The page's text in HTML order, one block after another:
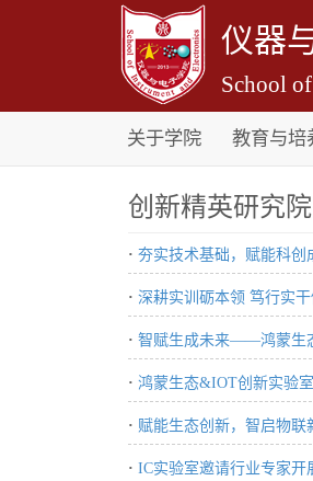
仪器
School
关于学院 教育与培
创新精英研究院
· 夯实技术基础，赋能科
· 深耕实训砺本领 笃行实
· 智赋生成未来——鸿蒙生
· 鸿蒙生态&IOT创新实验
· 赋能生态创新，智启物
· IC实验室邀请行业专家开